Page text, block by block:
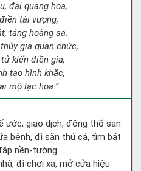
đại quang hoa,
tài vượng,
táng hoàng sa.
gia quan chức,
kiến điền gia,
tao hình khắc,
mộ lạc hoa.”
ước, giao dịch, động thổ san
bệnh, đi săn thú cá, tìm bắt
nền-tường.
đi chơi xa, mở cửa hiệu